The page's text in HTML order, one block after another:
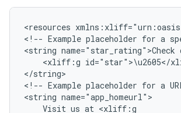
<resources
<!-- Example placeholder for a
<string name="star_rating">Check
<xliff:g id="star">\u2605</
</string>
<!-- Example placeholder for a
<string
Visit us at